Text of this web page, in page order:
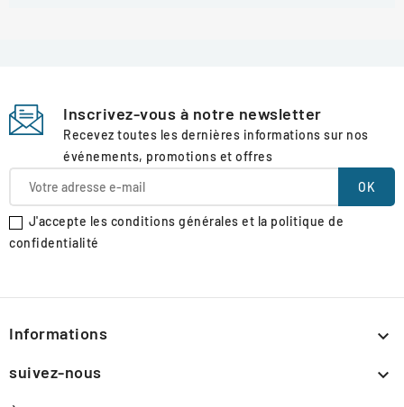
Inscrivez-vous à notre newsletter
Recevez toutes les dernières informations sur nos
événements, promotions et offres
J'accepte les conditions générales et la politique de
confidentialité
Informations 
suivez-nous 